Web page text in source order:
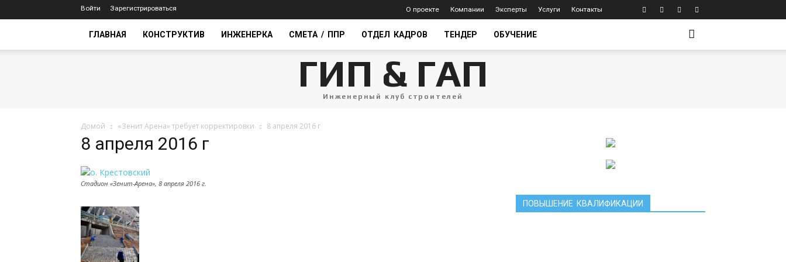
Войти Зарегистрироваться О проекте Компании Эксперты Услуги Контакты
ГЛАВНАЯ КОНСТРУКТИВ ИНЖЕНЕРКА СМЕТА / ППР ОТДЕЛ КАДРОВ ТЕНДЕР ОБУЧЕНИЕ
ГИП & ГАП
Инженерный клуб строителей
Домой «Зенит Арена» требует корректировки 8 апреля 2016 г
8 апреля 2016 г
Стадион «Зенит-Арена», 8 апреля 2016 г.
ПОВЫШЕНИЕ КВАЛИФИКАЦИИ